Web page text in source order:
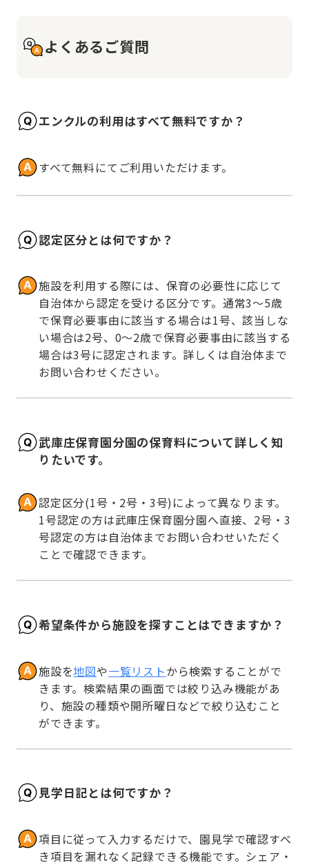
よくあるご質問
エンクルの利用はすべて無料ですか？
すべて無料にてご利用いただけます。
認定区分とは何ですか？
施設を利用する際には、保育の必要性に応じて
自治体から認定を受ける区分です。通常3～5歳
で保育必要事由に該当する場合は1号、該当しな
い場合は2号、0～2歳で保育必要事由に該当する
場合は3号に認定されます。詳しくは自治体まで
お問い合わせください。
武庫庄保育園分園の保育料について詳しく知
りたいです。
認定区分(1号・2号・3号)によって異なります。
1号認定の方は武庫庄保育園分園へ直接、2号・3
号認定の方は自治体までお問い合わせいただく
ことで確認できます。
希望条件から施設を探すことはできますか？
施設を地図や一覧リストから検索することがで
きます。検索結果の画面では絞り込み機能があ
り、施設の種類や開所曜日などで絞り込むこと
ができます。
見学日記とは何ですか？
項目に従って入力するだけで、園見学で確認すべ
き項目を漏れなく記録できる機能です。シェア・